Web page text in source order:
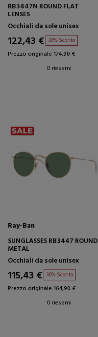
RB3447N ROUND FLAT
LENSES
Occhiali da sole unisex
122,43 € 30% Sconto
Prezzo originale 174,90 €
0 riesami
Ray-Ban
SUNGLASSES RB3447 ROUND
METAL
Occhiali da sole unisex
115,43 € 30% Sconto
Prezzo originale 164,90 €
0 riesami